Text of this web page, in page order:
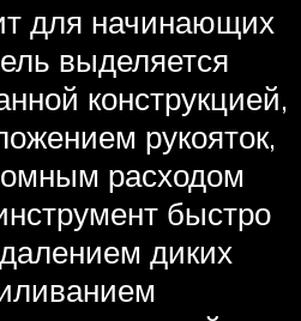
для начинающих
выделяется
конструкцией,
рукояток,
расходом
быстро
диких